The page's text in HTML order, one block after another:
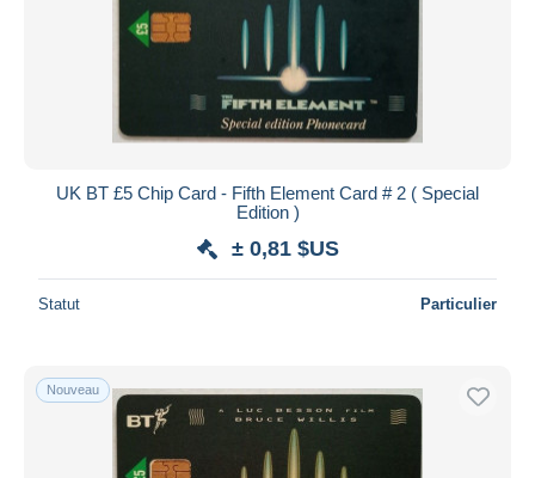
UK BT £5 Chip Card - Fifth Element Card # 2 ( Special
Edition )
± 0,81 $US
Statut Particulier
Nouveau